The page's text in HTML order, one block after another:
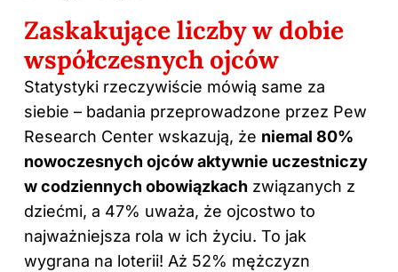
Zaskakujące liczby w dobie
współczesnych ojców
Statystyki rzeczywiście mówią same za
siebie – badania przeprowadzone przez Pew
Research Center wskazują, że niemal 80%
nowoczesnych ojców aktywnie uczestniczy
w codziennych obowiązkach związanych z
dziećmi, a 47% uważa, że ojcostwo to
najważniejsza rola w ich życiu. To jak
wygrana na loterii! Aż 52% mężczyzn